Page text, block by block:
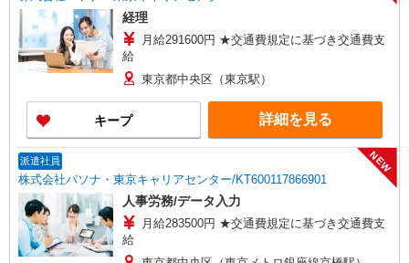
経理
月給291600円 ★交通費規定に基づき交通費支
給
東京都中央区（東京駅）
キープ 詳細を見る
派遣社員
株式会社パソナ・東京キャリアセンター/KT600117866901
NEW
人事労務/データ入力
月給283500円 ★交通費規定に基づき交通費支
給